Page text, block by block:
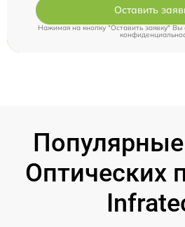
Оставить
Нажимая на кнопку "Оставить заявку" Вы
Оптических